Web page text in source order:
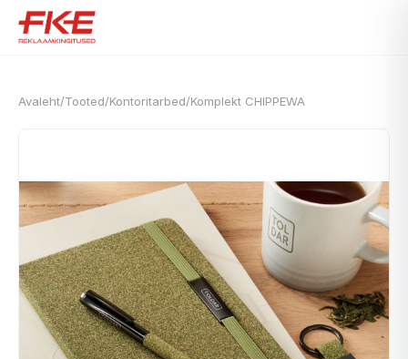
Avaleht/Tooted/Kontoritarbed/Komplekt CHIPPEWA